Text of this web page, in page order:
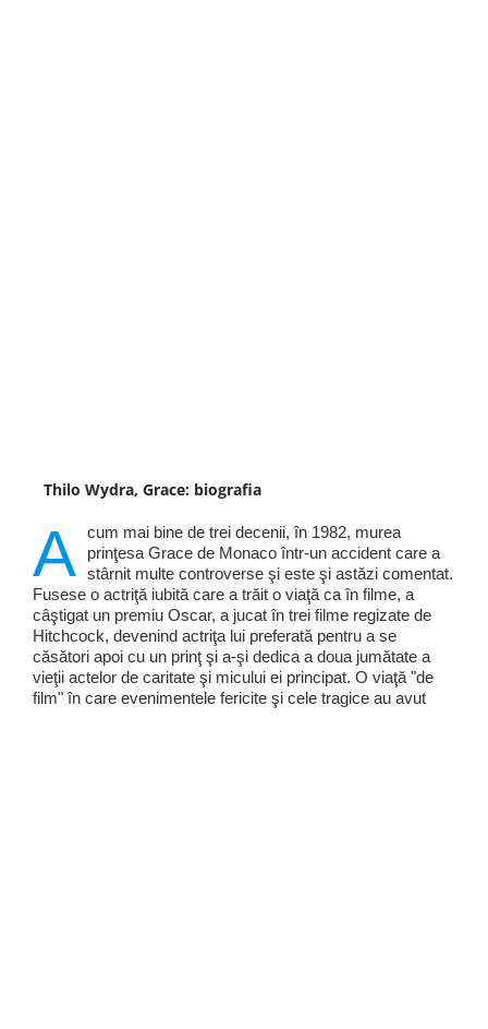
Thilo Wydra, Grace: biografia
A cum mai bine de trei decenii, în 1982, murea
prinţesa Grace de Monaco într-un accident care a
stârnit multe controverse şi este şi astăzi comentat.
Fusese o actriţă iubită care a trăit o viaţă ca în filme, a
câştigat un premiu Oscar, a jucat în trei filme regizate de
Hitchcock, devenind actriţa lui preferată pentru a se
căsători apoi cu un prinţ şi a-şi dedica a doua jumătate a
vieţii actelor de caritate şi micului ei principat. O viaţă "de
film" în care evenimentele fericite şi cele tragice au avut